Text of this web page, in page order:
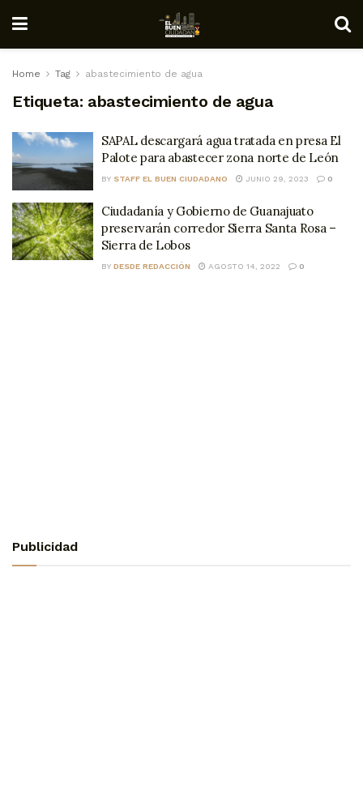
Home Tag abastecimiento de agua
Etiqueta: abastecimiento de agua
SAPAL descargará agua tratada en presa El
Palote para abastecer zona norte de León
BY STAFF EL BUEN CIUDADANO JUNIO 29, 2023 0
Ciudadanía y Gobierno de Guanajuato
preservarán corredor Sierra Santa Rosa –
Sierra de Lobos
BY DESDE REDACCIÓN AGOSTO 14, 2022 0
Publicidad